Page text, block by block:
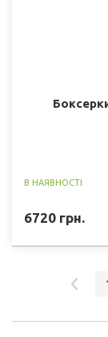
В НАЯВНОСТІ
6720 грн.